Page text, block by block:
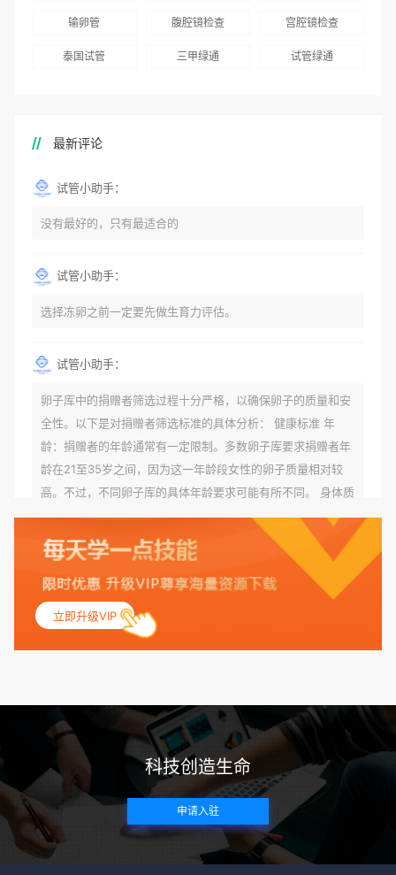
输卵管 腹腔镜检查 宫腔镜检查
泰国试管 三甲绿通 试管绿通
最新评论
试管小助手：
没有最好的，只有最适合的
试管小助手：
选择冻卵之前一定要先做生育力评估。
试管小助手：
卵子库中的捐赠者筛选过程十分严格，以确保卵子的质量和安
全性。以下是对捐赠者筛选标准的具体分析： 健康标准 年
龄：捐赠者的年龄通常有一定限制。多数卵子库要求捐赠者年
龄在21至35岁之间，因为这一年龄段女性的卵子质量相对较
高。不过，不同卵子库的具体年龄要求可能有所不同。 身体质
量指数（BMI）：捐赠者的BMI通常需要在正常范围内，以确
保其身体健康状况良好。过高的BMI可能与多种健康问题相关
联，包括不孕症和妊娠并发症。 生殖健康：捐赠者需要有规律
的月经期，无生殖障碍或异常问题。此外，还需要进行详细的
妇科检查，以确保其生殖系统的健康。 遗传病史与家族病史：
捐赠者及其家庭成员需要无严重的遗传病史、精神病史和传染
病史。这通常需要通过基因检测、家族史调查和医疗记录审查
带任何可传染给受卵者的病原体。 药物与生活习惯：捐赠者需
要是非尼古丁使用者、非吸烟者、非吸毒者，并且未使用可能
影响卵子质量的药物，如某些精神药物和避孕植入物。 学历与
心理标准 学历要求：部分卵子库对捐赠者的学历有一定要求，
但这并非普遍标准。一些卵子库可能更倾向于选择受过高等教
育的女性作为捐赠者，但这并不是绝对的筛选条件。 心理状态
评估：捐赠者需要进行心理状态评估，以确定其对捐赠过程的
立即升级VIP
科技创造生命
申请入驻